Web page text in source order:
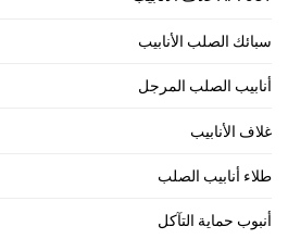
سبائك الصلب الأنابيب
أنابيب الصلب المرجل
غلاف الأنابيب
طلاء أنابيب الصلب
أنبوب حماية التآكل